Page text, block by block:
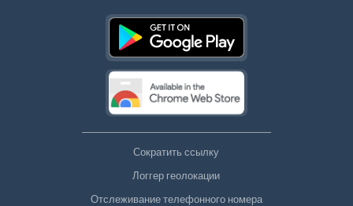
Сократить ссылку
Логгер геолокации
Отслеживание телефонного номера